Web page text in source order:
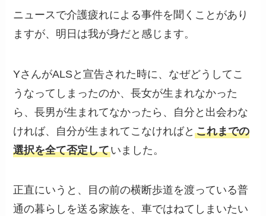
ニュースで介護疲れによる事件を聞くことがあり
ますが、明日は我が身だと感じます。
YさんがALSと宣告された時に、なぜどうしてこ
うなってしまったのか、長女が生まれなかった
ら、長男が生まれてなかったら、自分と出会わな
ければ、自分が生まれてこなければとこれまでの
選択を全て否定していました。
正直にいうと、目の前の横断歩道を渡っている普
通の暮らしを送る家族を、車ではねてしまいたい